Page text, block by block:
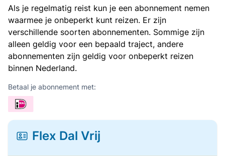
Als je regelmatig reist kun je een abonnement nemen
waarmee je onbeperkt kunt reizen. Er zijn
verschillende soorten abonnementen. Sommige zijn
alleen geldig voor een bepaald traject, andere
abonnementen zijn geldig voor onbeperkt reizen
binnen Nederland.
Betaal je abonnement met:
Flex Dal Vrij